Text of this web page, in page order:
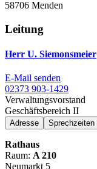
58706 Menden
Leitung
Herr U. Siemonsmeier
E-Mail senden
02373 903-1429
Verwaltungsvorstand
Geschäftsbereich II
Adresse Sprechzeiten
Rathaus
Raum: A 210
Neumarkt 5